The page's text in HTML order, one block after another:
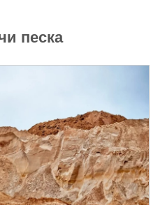
песка